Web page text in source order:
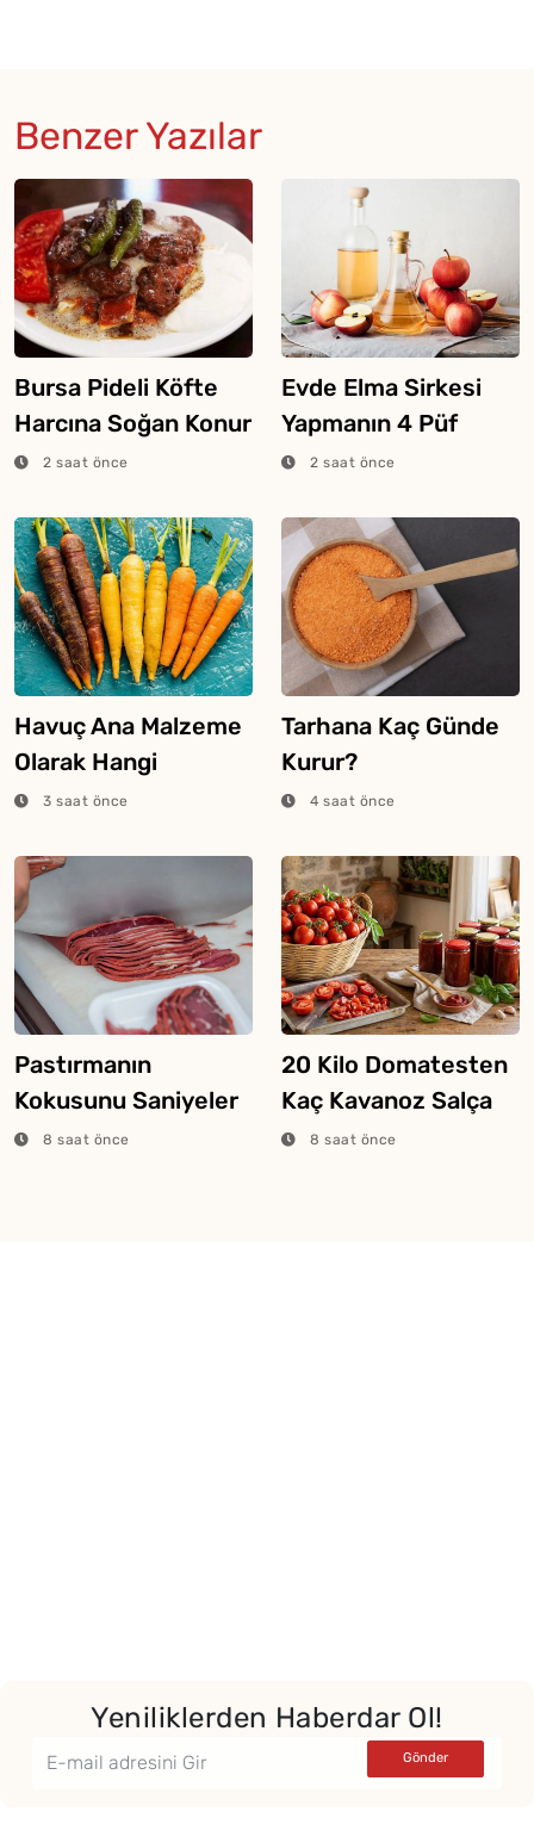
Benzer Yazılar
Bursa Pideli Köfte
Harcına Soğan Konur
Mu?2 saat önce
Evde Elma Sirkesi
Yapmanın 4 Püf
Noktası
2 saat önce
Havuç Ana Malzeme
Olarak Hangi
Yemeklerde
3 saat önce
Tarhana Kaç Günde
Kurur?
4 saat önce
Pastırmanın
Kokusunu Saniyeler
İçinde Alan Yöntem
8 saat önce
20 Kilo Domatesten
Kaç Kavanoz Salça
Çıkar?
8 saat önce
Yeniliklerden Haberdar Ol!